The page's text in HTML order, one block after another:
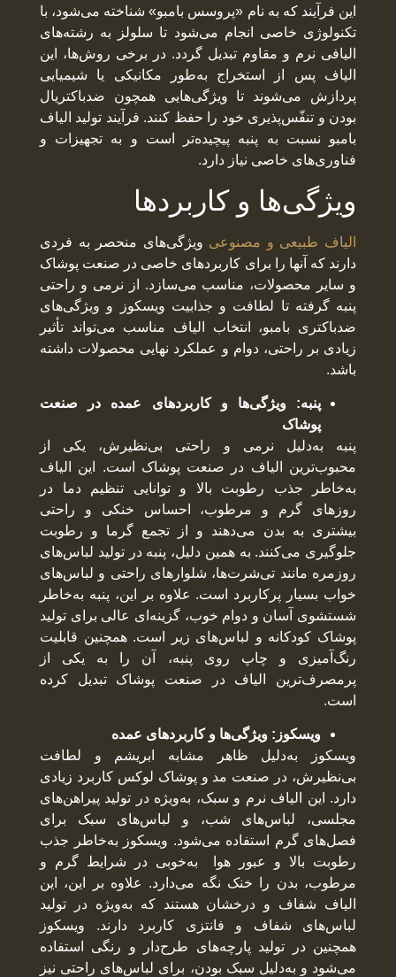
این فرآیند که به نام «پروسس بامبو» شناخته می‌شود، با
تکنولوژی خاصی انجام می‌شود تا سلولز به رشته‌های
الیافی نرم و مقاوم تبدیل گردد. در برخی روش‌ها، این
الیاف پس از استخراج به‌طور مکانیکی یا شیمیایی
پردازش می‌شوند تا ویژگی‌هایی همچون ضدباکتریال
بودن و تنفّس‌پذیری خود را حفظ کنند. فرآیند تولید الیاف
بامبو نسبت به پنبه پیچیده‌تر است و به تجهیزات و
فناوری‌های خاصی نیاز دارد.
ویژگی‌ها و کاربردها
الیاف طبیعی و مصنوعی ویژگی‌های منحصر به فردی
دارند که آنها را برای کاربردهای خاصی در صنعت پوشاک
و سایر محصولات، مناسب می‌سازد. از نرمی و راحتی
پنبه گرفته تا لطافت و جذابیت ویسکوز و ویژگی‌های
ضدباکتری بامبو، انتخاب الیاف مناسب می‌تواند تأثیر
زیادی بر راحتی، دوام و عملکرد نهایی محصولات داشته
باشد.
پنبه: ویژگی‌ها و کاربردهای عمده در صنعت
پوشاک
پنبه به‌دلیل نرمی و راحتی بی‌نظیرش، یکی از
محبوب‌ترین الیاف در صنعت پوشاک است. این الیاف
به‌خاطر جذب رطوبت بالا و توانایی تنظیم دما در
روزهای گرم و مرطوب، احساس خنکی و راحتی
بیشتری به بدن می‌دهند و از تجمع گرما و رطوبت
جلوگیری می‌کنند. به همین دلیل، پنبه در تولید لباس‌های
روزمره مانند تی‌شرت‌ها، شلوارهای راحتی و لباس‌های
خواب بسیار پرکاربرد است. علاوه بر این، پنبه به‌خاطر
شستشوی آسان و دوام خوب، گزینه‌ای عالی برای تولید
پوشاک کودکانه و لباس‌های زیر است. همچنین قابلیت
رنگ‌آمیزی و چاپ روی پنبه، آن را به یکی از
پرمصرف‌ترین الیاف در صنعت پوشاک تبدیل کرده
است.
ویسکوز: ویژگی‌ها و کاربردهای عمده
ویسکوز به‌دلیل ظاهر مشابه ابریشم و لطافت
بی‌نظیرش، در صنعت مد و پوشاک لوکس کاربرد زیادی
دارد. این الیاف نرم و سبک، به‌ویژه در تولید پیراهن‌های
مجلسی، لباس‌های شب، و لباس‌های سبک برای
فصل‌های گرم استفاده می‌شود. ویسکوز به‌خاطر جذب
رطوبت بالا و عبور هوا به‌خوبی در شرایط گرم و
مرطوب، بدن را خنک نگه می‌دارد. علاوه بر این، این
الیاف شفاف و درخشان هستند که به‌ویژه در تولید
لباس‌های شفاف و فانتزی کاربرد دارند. ویسکوز
همچنین در تولید پارچه‌های طرح‌دار و رنگی استفاده
می‌شود و به‌دلیل سبک بودن، برای لباس‌های راحتی نیز